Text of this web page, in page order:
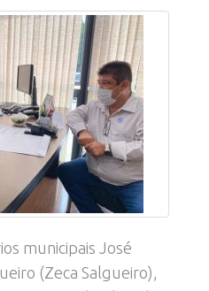
municipais José
(Zeca Salgueiro),